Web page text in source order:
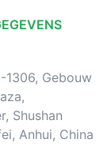
1306, Gebouw
Shushan
Anhui, China